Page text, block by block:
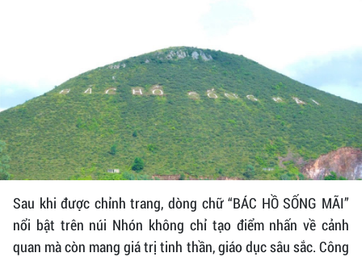
Sau khi được chỉnh trang, dòng chữ “BÁC HỒ SỐNG MÃI”
nổi bật trên núi Nhón không chỉ tạo điểm nhấn về cảnh
quan mà còn mang giá trị tinh thần, giáo dục sâu sắc. Công